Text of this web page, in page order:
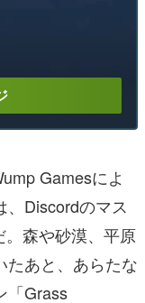
Gamesによ
、Discordのマス
。森や砂漠、平原
たあと、あらたな
「Grass